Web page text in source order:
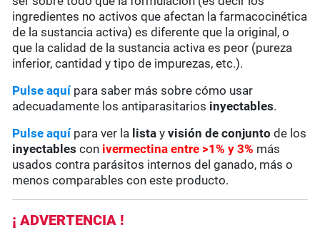
ingredientes no activos que afectan la farmacocinética
de la sustancia activa) es diferente que la original, o
que la calidad de la sustancia activa es peor (pureza
inferior, cantidad y tipo de impurezas, etc.).
Pulse aquípara saber más sobre cómo usar
adecuadamente los antiparasitarios inyectables.
Pulse aquí para ver la lista yvisión de conjunto de los
inyectables con ivermectina entre >1% y 3% más
usados contra parásitos internos del ganado, más o
menos comparables con este producto.
¡ ADVERTENCIA !